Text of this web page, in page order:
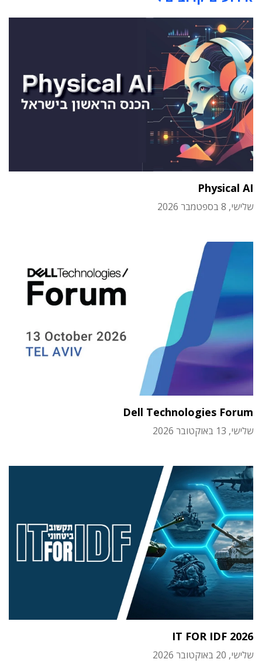
Physical AI
שלישי, 8 בספטמבר 2026
Dell Technologies Forum
שלישי, 13 באוקטובר 2026
IT FOR IDF 2026
שלישי, 20 באוקטובר 2026